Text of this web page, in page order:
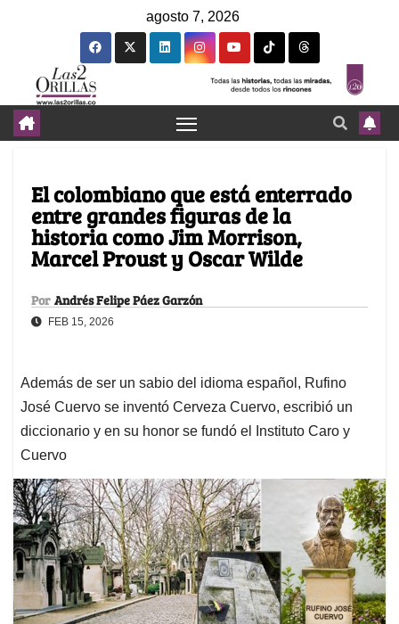
agosto 7, 2026
El colombiano que está enterrado
entre grandes figuras de la
historia como Jim Morrison,
Marcel Proust y Oscar Wilde
Por Andrés Felipe Páez Garzón
FEB 15, 2026
Además de ser un sabio del idioma español, Rufino
José Cuervo se inventó Cerveza Cuervo, escribió un
diccionario y en su honor se fundó el Instituto Caro y
Cuervo